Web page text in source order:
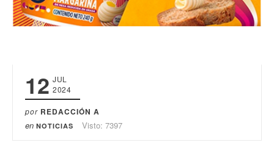
12 JUL
2024
por REDACCIÓN A
en NOTICIAS Visto: 7397